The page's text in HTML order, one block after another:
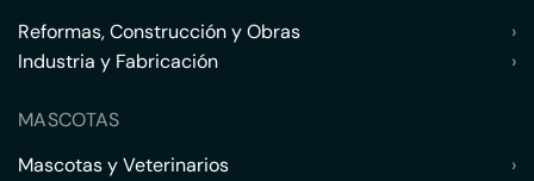
Reformas, Construcción y Obras
›
Industria y Fabricación
›
MASCOTAS
Mascotas y Veterinarios
›